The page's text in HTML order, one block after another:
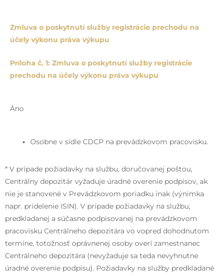
Zmluva o poskytnutí služby registrácie prechodu na
účely výkonu práva výkupu
Príloha č. 1: Zmluva o poskytnutí služby registrácie
prechodu na účely výkonu práva výkupu
Áno
Osobne v sídle CDCP na prevádzkovom pracovisku.
* V prípade požiadavky na službu, doručovanej poštou,
Centrálny depozitár vyžaduje úradné overenie podpisov, ak
nie je stanovené v Prevádzkovom poriadku inak (výnimka
napr. pridelenie ISIN). V prípade požiadavky na službu,
predkladanej a súčasne podpisovanej na prevádzkovom
pracovisku Centrálneho depozitára vo vopred dohodnutom
termíne, totožnosť oprávnenej osoby overí zamestnanec
Centrálneho depozitára (nevyžaduje sa teda nevyhnutne
úradné overenie podpisu). Požiadavky na služby predkladané